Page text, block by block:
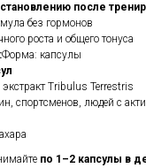
после
без гормонов
роста и общего тонуса
Форма: капсулы
Tribulus Terrestris
спортсменов, людей с
по 1–2 капсулы в